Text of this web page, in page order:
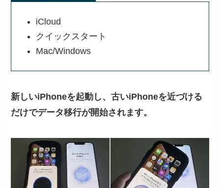
iCloud
クイックスタート
Mac/Windows
新しいiPhoneを起動し、古いiPhoneを近づける
だけでデータ移行が開始されます。